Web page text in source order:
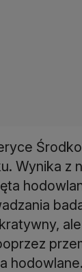
Wynika z
hodowlane.